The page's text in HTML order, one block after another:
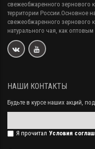
свежеобжаренного зернового
территории России.Основное
свежеобжаренного зернового
натурального чая, как
НАШИ КОНТАКТЫ
Будьте в курсе наших акций,
Я прочитал Условия